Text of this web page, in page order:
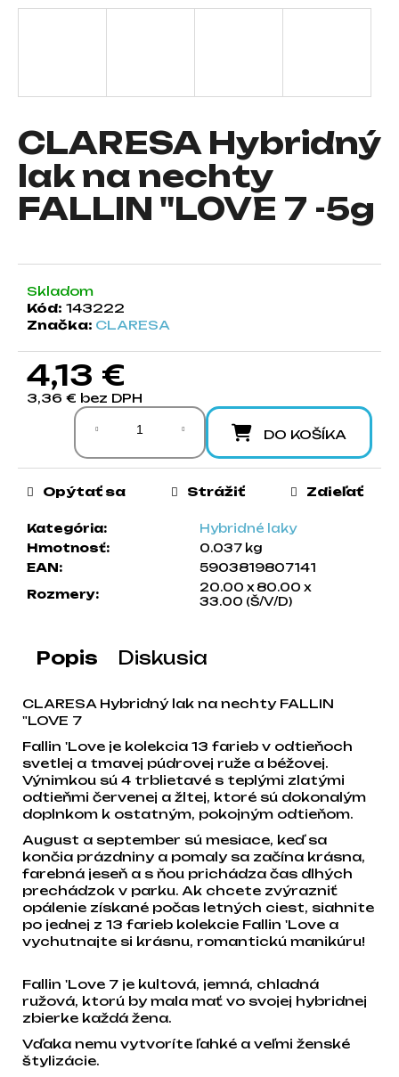
CLARESA Hybridný
lak na nechty
FALLIN "LOVE 7 -5g
Skladom
Kód: 143222
Značka: CLARESA
4,13 €
3,36 € bez DPH
Jednotková cena:
DO KOŠÍKA
Kategória:
Hybridné laky
Hmotnosť:
0.037 kg
EAN:
5903819807141
Rozmery:
20.00 x 80.00 x
33.00 (Š/V/D)
Opýtať sa Strážiť Zdieľať
Popis Diskusia
CLARESA Hybridný lak na nechty FALLIN
"LOVE 7
Fallin 'Love je kolekcia 13 farieb v odtieňoch
svetlej a tmavej púdrovej ruže a béžovej.
Výnimkou sú 4 trblietavé s teplými zlatými
odtieňmi červenej a žltej, ktoré sú dokonalým
doplnkom k ostatným, pokojným odtieňom.
August a september sú mesiace, keď sa
končia prázdniny a pomaly sa začína krásna,
farebná jeseň a s ňou prichádza čas dlhých
prechádzok v parku. Ak chcete zvýrazniť
opálenie získané počas letných ciest, siahnite
po jednej z 13 farieb kolekcie Fallin 'Love a
vychutnajte si krásnu, romantickú manikúru!
Fallin 'Love 7 je kultová, jemná, chladná
ružová, ktorú by mala mať vo svojej hybridnej
zbierke každá žena.
Vďaka nemu vytvoríte ľahké a veľmi ženské
štylizácie.
ť
HĽADAŤ
d
p
r
ú
č